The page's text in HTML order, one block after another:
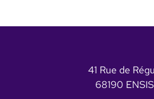
41 Rue de
68190